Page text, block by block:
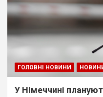
ГОЛОВНІ НОВИНИ
У Німеччині